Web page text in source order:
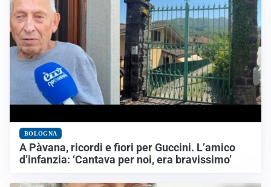
BOLOGNA
A Pàvana, ricordi e fiori per Guccini. L’amico
d’infanzia: ‘Cantava per noi, era bravissimo’